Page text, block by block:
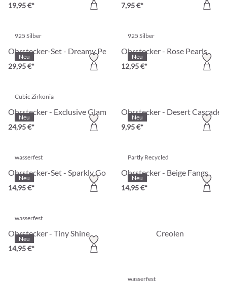
19,95 €* 7,95 €*
Neu
925 Silber
Ohrstecker-Set - Dreamy Pearls
29,95 €*
Neu
925 Silber
Ohrstecker - Rose Pearls
12,95 €*
Neu
Cubic Zirkonia
Ohrstecker - Exclusive Glam
24,95 €*
Neu
Ohrstecker - Desert Cascade
9,95 €*
Neu
wasserfest
Ohrstecker-Set - Sparkly Gold
14,95 €*
Neu
Partly Recycled
Ohrstecker - Beige Fangs
14,95 €*
Neu
wasserfest
Ohrstecker - Tiny Shine
14,95 €*
Creolen
wasserfest